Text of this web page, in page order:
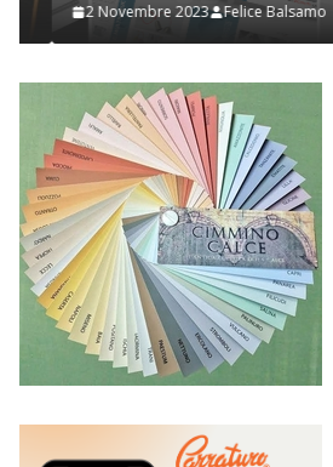
2 Novembre 2023 Felice Balsamo